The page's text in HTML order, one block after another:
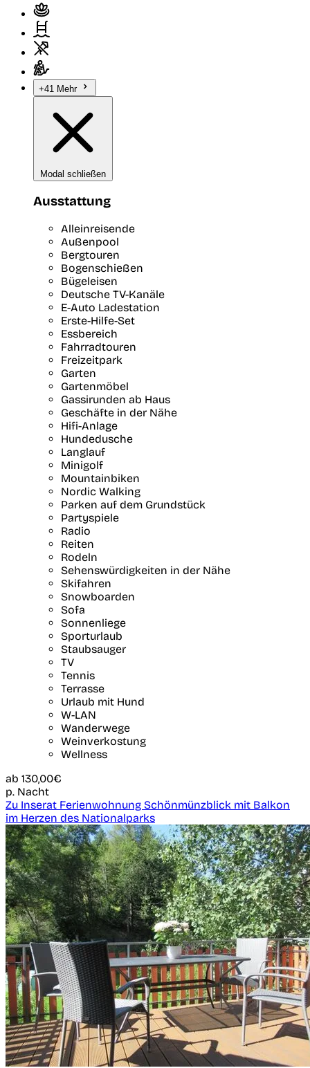
+41 Mehr
Modal schließen
Ausstattung
Alleinreisende
Außenpool
Bergtouren
Bogenschießen
Bügeleisen
Deutsche TV-Kanäle
E-Auto Ladestation
Erste-Hilfe-Set
Essbereich
Fahrradtouren
Freizeitpark
Garten
Gartenmöbel
Gassirunden ab Haus
Geschäfte in der Nähe
Hifi-Anlage
Hundedusche
Langlauf
Minigolf
Mountainbiken
Nordic Walking
Parken auf dem Grundstück
Partyspiele
Radio
Reiten
Rodeln
Sehenswürdigkeiten in der Nähe
Skifahren
Snowboarden
Sofa
Sonnenliege
Sporturlaub
Staubsauger
TV
Tennis
Terrasse
Urlaub mit Hund
W-LAN
Wanderwege
Weinverkostung
Wellness
ab 130,00€
p. Nacht
Zu Inserat Ferienwohnung Schönmünzblick mit Balkon
im Herzen des Nationalparks